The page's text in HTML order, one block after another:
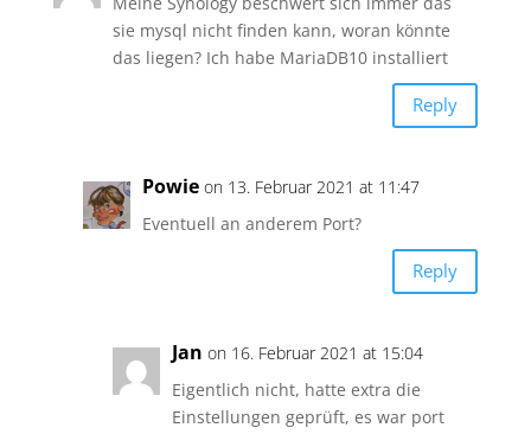
sie mysql nicht finden kann, woran könnte
das liegen? Ich habe MariaDB10 installiert
Reply
Powie on 13. Februar 2021 at 11:47
Eventuell an anderem Port?
Reply
Jan on 16. Februar 2021 at 15:04
Eigentlich nicht, hatte extra die
Einstellungen geprüft, es war port